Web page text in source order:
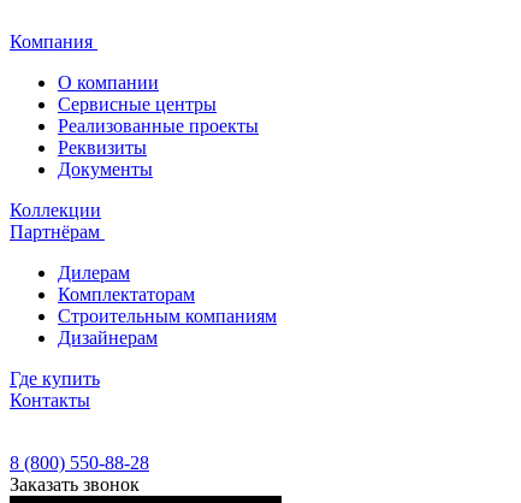
Компания
О компании
Сервисные центры
Реализованные проекты
Реквизиты
Документы
Коллекции
Партнёрам
Дилерам
Комплектаторам
Строительным компаниям
Дизайнерам
Где купить
Контакты
8 (800) 550-88-28
Заказать звонок